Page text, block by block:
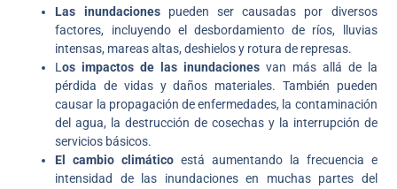
Las inundacionespueden ser causadas por diversos
factores, incluyendo el desbordamiento de ríos, lluvias
intensas, mareas altas, deshielos y rotura de represas.
Los impactos de las inundaciones van más allá de la
pérdida de vidas y daños materiales. También pueden
causar la propagación de enfermedades, la contaminación
del agua, la destrucción de cosechas y la interrupción de
servicios básicos.
El cambio climático está aumentando la frecuencia e
intensidad de las inundaciones en muchas partes del